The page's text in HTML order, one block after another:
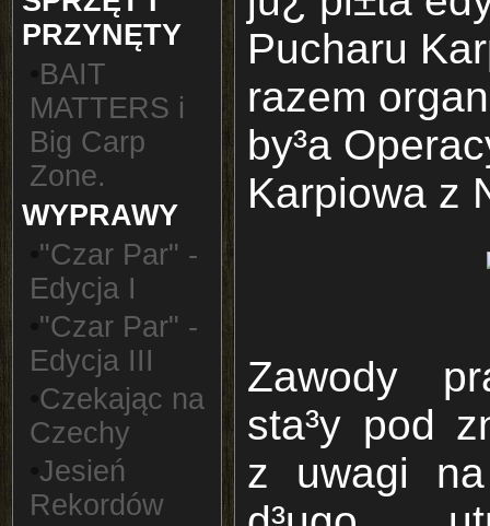
PRZYNĘTY
BAIT
MATTERS i
Big Carp
Zone.
WYPRAWY
"Czar Par" -
Edycja I
"Czar Par" -
Edycja III
Czekając na
Czechy
Jesień
Rekordów
Pucharu
razem
by³a
Karpiowa z
Zawody
sta³y pod
z uwagi